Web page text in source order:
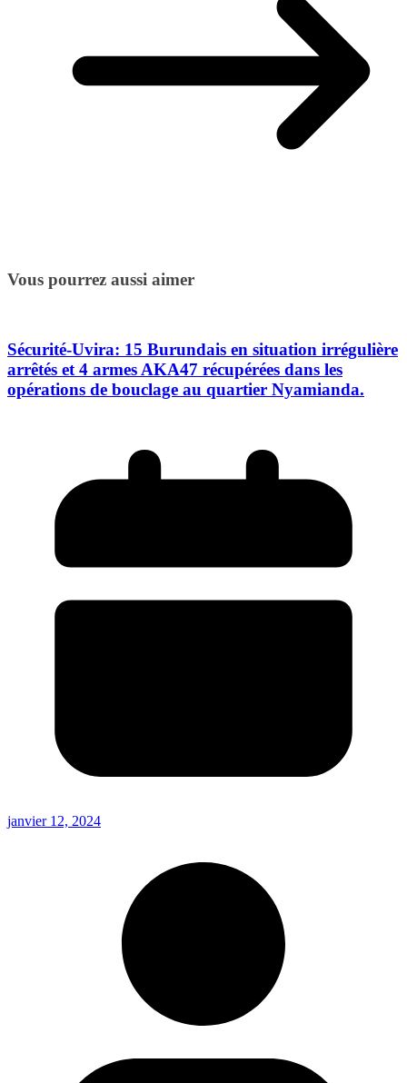
Vous pourrez aussi aimer
Sécurité-Uvira: 15 Burundais en situation irrégulière
arrêtés et 4 armes AKA47 récupérées dans les
opérations de bouclage au quartier Nyamianda.
janvier 12, 2024